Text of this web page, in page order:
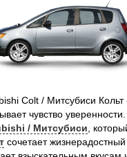
Colt / Митсубиси
чувство
/ Митсубиси ,
сочетает